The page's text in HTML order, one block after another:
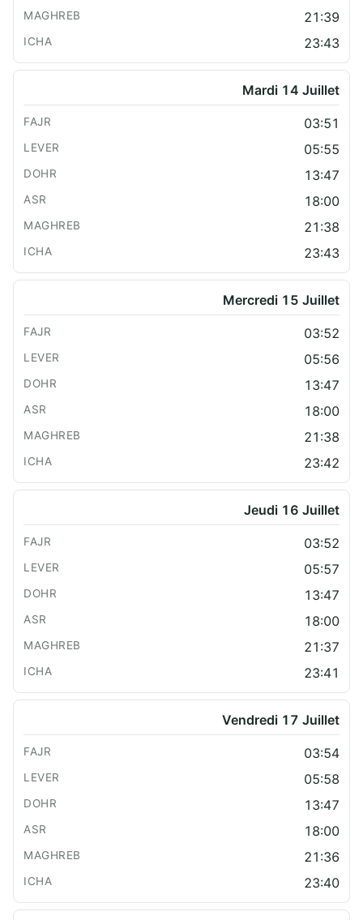
21:39
23:43
Mardi 14 Juillet
03:51
05:55
13:47
18:00
21:38
23:43
Mercredi 15 Juillet
03:52
05:56
13:47
18:00
21:38
23:42
Jeudi 16 Juillet
03:52
05:57
13:47
18:00
21:37
23:41
Vendredi 17 Juillet
03:54
05:58
13:47
18:00
21:36
23:40